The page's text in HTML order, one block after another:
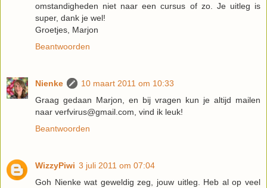
omstandigheden niet naar een cursus of zo. Je uitleg is
super, dank je wel!
Groetjes, Marjon
Beantwoorden
Nienke
10 maart 2011 om 10:33
Graag gedaan Marjon, en bij vragen kun je altijd mailen
naar verfvirus@gmail.com, vind ik leuk!
Beantwoorden
WizzyPiwi 3 juli 2011 om 07:04
Goh Nienke wat geweldig zeg, jouw uitleg. Heb al op veel